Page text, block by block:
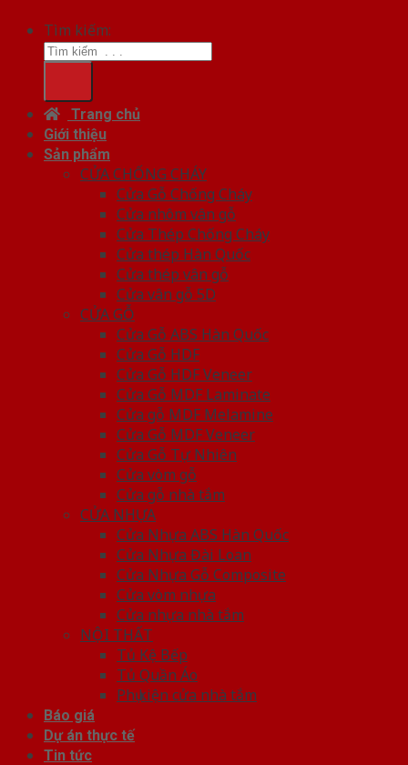
Tìm kiếm:
Trang chủ
Giới thiệu
Sản phẩm
CỬA CHỐNG CHÁY
Cửa Gỗ Chống Cháy
Cửa nhôm vân gỗ
Cửa Thép Chống Cháy
Cửa thép Hàn Quốc
Cửa thép vân gỗ
Cửa vân gỗ 5D
CỬA GỖ
Cửa Gỗ ABS Hàn Quốc
Cửa Gỗ HDF
Cửa Gỗ HDF Veneer
Cửa Gỗ MDF Laminate
Cửa gỗ MDF Melamine
Cửa Gỗ MDF Veneer
Cửa Gỗ Tự Nhiên
Cửa vòm gỗ
Cửa gỗ nhà tắm
CỬA NHỰA
Cửa Nhựa ABS Hàn Quốc
Cửa Nhựa Đài Loan
Cửa Nhựa Gỗ Composite
Cửa vòm nhựa
Cửa nhựa nhà tắm
NỘI THẤT
Tủ Kệ Bếp
Tủ Quần Áo
Phụ kiện cửa nhà tắm
Báo giá
Dự án thực tế
Tin tức